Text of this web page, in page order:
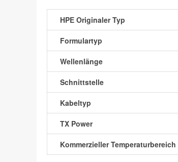
HPE Originaler Typ
Formulartyp
Wellenlänge
Schnittstelle
Kabeltyp
TX Power
Kommerzieller Temperaturbereich